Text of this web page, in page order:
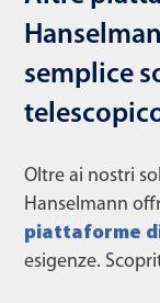
semplice
Oltre ai nostri
Hanselmann
piattaforme
esigenze.